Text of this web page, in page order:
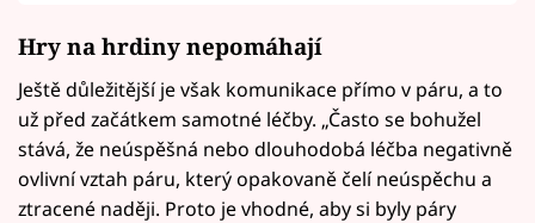
Hry na hrdiny nepomáhají
Ještě důležitější je však komunikace přímo v páru, a to
už před začátkem samotné léčby. „Často se bohužel
stává, že neúspěšná nebo dlouhodobá léčba negativně
ovlivní vztah páru, který opakovaně čelí neúspěchu a
ztracené naději. Proto je vhodné, aby si byly páry